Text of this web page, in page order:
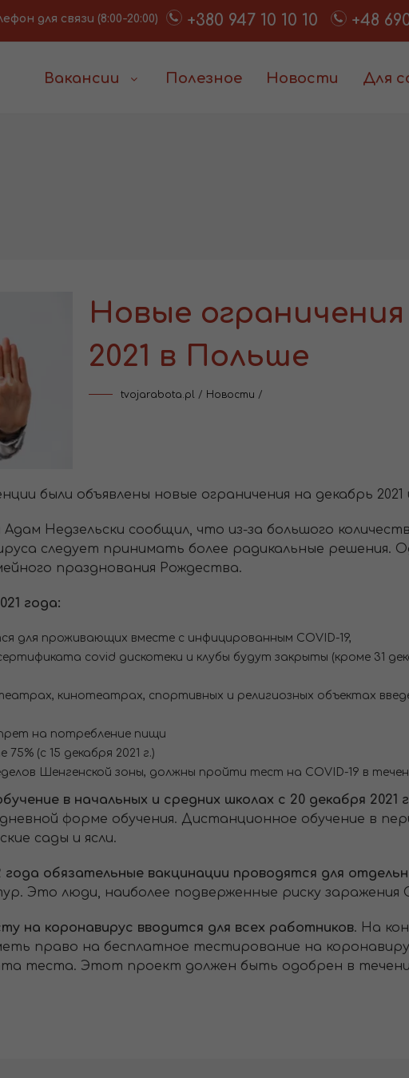
для связи (8:00-20:00) +380 947 10 10 10 +48
Вакансии Полезное Новости Для
Новые ограничения
2021 в Польше
tvojarabota.pl / Новости /
были объявлены новые ограничения на декабрь 2021
Недзельски сообщил, что из-за большого
следует принимать более радикальные решения.
празднования Рождества.
года:
для проживающих вместе с инфицированным COVID-19,
covid дискотеки и клубы будут закрыты (кроме 31
кинотеатрах, спортивных и религиозных объектах
на потребление пищи
(с 15 декабря 2021 г.)
Шенгенской зоны, должны пройти тест на COVID-19 в
в начальных и средних школах с 20 декабря 2021
форме обучения. Дистанционное обучение в
сады и ясли.
обязательные вакцинации проводятся для
Это люди, наиболее подверженные риску заражения
на коронавирус вводится для всех работников. На
право на бесплатное тестирование на
теста. Этот проект должен быть одобрен в